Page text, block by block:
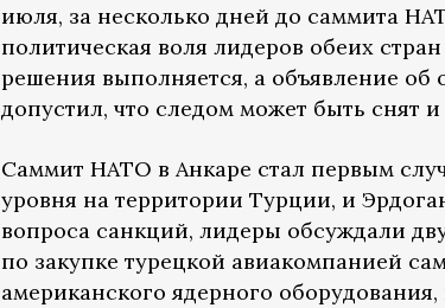
июля, за несколько дней до саммита
политическая воля лидеров обеих
решения выполняется, а объявление об
допустил, что следом может быть снят
Саммит НАТО в Анкаре стал первым
уровня на территории Турции, и
вопроса санкций, лидеры обсуждали
по закупке турецкой авиакомпанией
американского ядерного